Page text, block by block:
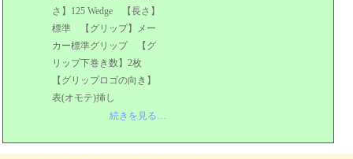
さ】125 Wedge 【長さ】
標準 【グリップ】メー
カー標準グリップ 【グ
リップ下巻き数】2枚
【グリップロゴの向き】
表(オモテ)挿し
続きを見る…